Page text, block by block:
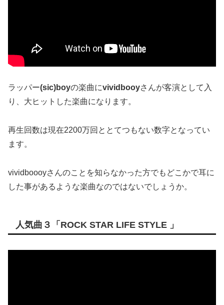
ラッパー(sic)boyの楽曲にvividbooyさんが客演として入
り、大ヒットした楽曲になります。
再生回数は現在2200万回ととてつもない数字となってい
ます。
vividboooyさんのことを知らなかった方でもどこかで耳に
した事があるような楽曲なのではないでしょうか。
人気曲３「ROCK STAR LIFE STYLE 」